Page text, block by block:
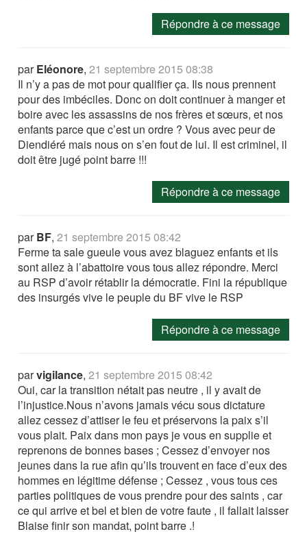
Répondre à ce message
parEléonore,21 septembre 2015 08:38
Il n’y a pas de mot pour qualifier ça. Ils nous prennent
pour des imbéciles. Donc on doit continuer à manger et
boire avec les assassins de nos frères et sœurs, et nos
enfants parce que c’est un ordre ? Vous avec peur de
Diendiéré mais nous on s’en fout de lui. Il est criminel, il
doit être jugé point barre !!!
Répondre à ce message
parBF,21 septembre 2015 08:42
Ferme ta sale gueule vous avez blaguez enfants et ils
sont allez à l’abattoire vous tous allez répondre. Merci
au RSP d’avoir rétablir la démocratie. Fini la république
des insurgés vive le peuple du BF vive le RSP
Répondre à ce message
parvigilance,21 septembre 2015 08:42
Oui, car la transition nétait pas neutre , il y avait de
l’injustice.Nous n’avons jamais vécu sous dictature
allez cessez d’attiser le feu et préservons la paix s’il
vous plait. Paix dans mon pays je vous en supplie et
reprenons de bonnes bases ; Cessez d’envoyer nos
jeunes dans la rue afin qu’ils trouvent en face d’eux des
hommes en légitime défense ; Cessez , vous tous ces
parties politiques de vous prendre pour des saints , car
ce qui arrive et bel et bien de votre faute , il fallait laisser
Blaise finir son mandat, point barre .!